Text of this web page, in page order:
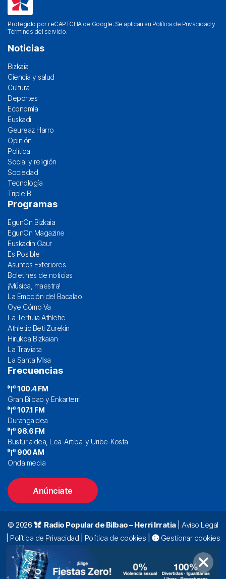
Protegido por reCAPTCHA de Google. Se aplican su Política de Privacidad y
Términos del servicio.
Noticias
Bizkaia
Ciencia y salud
Cultura
Deportes
Economía
Euskadi
Geureaz Harro
Opinión
Política
Social y religión
Sociedad
Tecnología
Triple B
Programas
EgunOn Bizkaia
EgunOn Magazine
Euskadin Gaur
Es Posible
Asuntos Exteriores
Boletines de noticias
¡Música, maestra!
La Emoción del Bacalao
Oye Cómo Va
La Tertulia Athletic
Athletic Beti Zurekin
Hirukoa Bizkaian
La Traviata
La Santa Misa
Frecuencias
100.4 FM
Gran Bilbao y Enkarterri
107.1 FM
Durangaldea
98.6 FM
Busturialdea, Lea-Artibai y Uribe-Kosta
900 AM
Onda media
Anúnciate
© 2026 Radio Popular de Bilbao – Herri Irratia|Aviso Legal
Política de Privacidad Política de cookies
Gestionar cookies
Alda. Mazarredo, 47 – 7º 48009 Bilbao |
94 423 92 00|
oyentes@radiopopular.com